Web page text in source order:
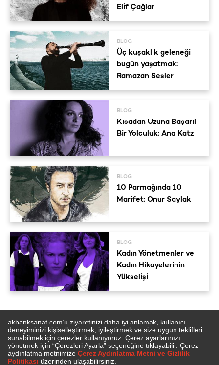
Elif Çağlar
BLOG
Üç kuşaklık geleneği
bugün yaşatmak:
Ramazan Sesler
BLOG
Kısadan Uzuna Başarılı
Bir Yolculuk: Ana Katz
BLOG
10 Parmağında 10
Marifet: Onur Saylak
BLOG
Kadın Yönetmenler ve
Kadın Hikayelerinin
Yükselişi